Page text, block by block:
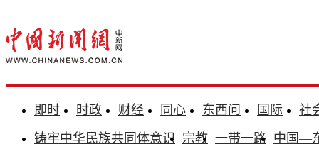
即时 时政 财经 同心 东西问 国际
社
铸牢中华民族共同体意识 宗教 一带一路 中国—